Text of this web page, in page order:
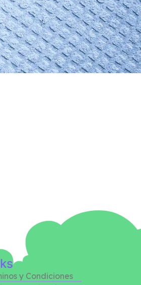
y Condiciones